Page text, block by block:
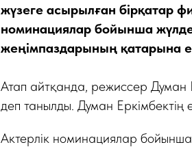
жүзеге асырылған бірқатар
номинациялар бойынша
жеңімпаздарының қатарына
Атап айтқанда, режиссер Думан
деп танылды. Думан Еркімбектің
Актерлік номинациялар бойынша